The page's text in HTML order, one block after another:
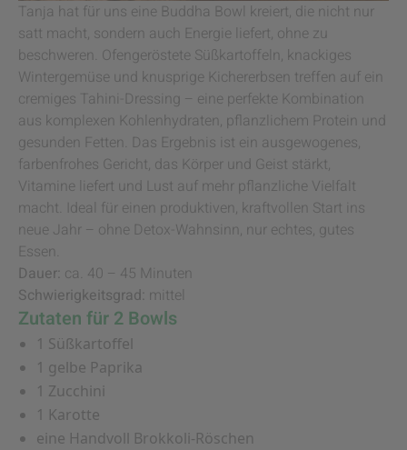
Tanja hat für uns eine Buddha Bowl kreiert, die nicht nur
satt macht, sondern auch Energie liefert, ohne zu
beschweren. Ofengeröstete Süßkartoffeln, knackiges
Wintergemüse und knusprige Kichererbsen treffen auf ein
cremiges Tahini-Dressing – eine perfekte Kombination
aus komplexen Kohlenhydraten, pflanzlichem Protein und
gesunden Fetten. Das Ergebnis ist ein ausgewogenes,
farbenfrohes Gericht, das Körper und Geist stärkt,
Vitamine liefert und Lust auf mehr pflanzliche Vielfalt
macht. Ideal für einen produktiven, kraftvollen Start ins
neue Jahr – ohne Detox-Wahnsinn, nur echtes, gutes
Essen.
Dauer: ca. 40 – 45 Minuten
Schwierigkeitsgrad: mittel
Zutaten für 2 Bowls
1 Süßkartoffel
1 gelbe Paprika
1 Zucchini
1 Karotte
eine Handvoll Brokkoli-Röschen